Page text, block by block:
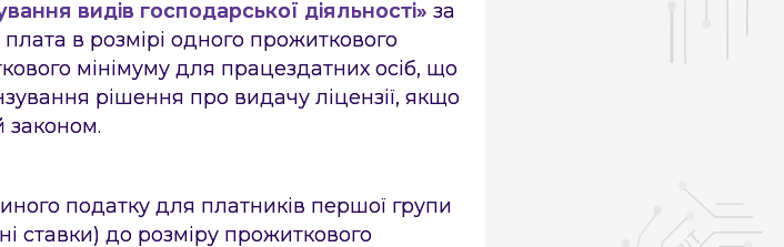
зв'язку
дзвінок
видів господарської діяльності» за
в розмірі одного прожиткового
мінімуму для працездатних осіб, що
рішення про видачу ліцензії, якщо
законом.
податку для платників першої групи
ставки) до розміру прожиткового